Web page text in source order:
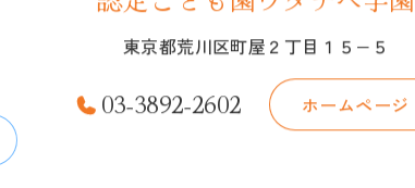
東京都荒川区町屋２丁目１５−５
03-3892-2602 ホームページ